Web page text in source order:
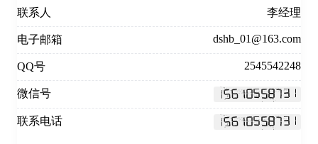
联系人
李经理
电子邮箱 dshb_01@163.com
QQ号 2545542248
微信号
联系电话